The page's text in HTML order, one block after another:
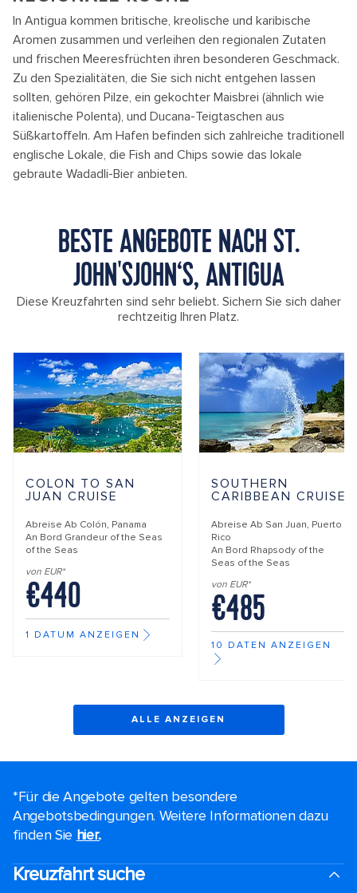
In Antigua kommen britische, kreolische und karibische
Aromen zusammen und verleihen den regionalen Zutaten
und frischen Meeresfrüchten ihren besonderen Geschmack.
Zu den Spezialitäten, die Sie sich nicht entgehen lassen
sollten, gehören Pilze, ein gekochter Maisbrei (ähnlich wie
italienische Polenta), und Ducana-Teigtaschen aus
Süßkartoffeln. Am Hafen befinden sich zahlreiche traditionell
englische Lokale, die Fish and Chips sowie das lokale
gebraute Wadadli-Bier anbieten.
BESTE ANGEBOTE NACH ST.
JOHN'SJOHN‘S, ANTIGUA
Diese Kreuzfahrten sind sehr beliebt. Sichern Sie sich daher
rechtzeitig Ihren Platz.
COLON TO SAN
JUAN CRUISE
Abreise Ab Colón, Panama
An Bord Grandeur of the Seas
of the Seas
von EUR*
€440
1 DATUM ANZEIGEN
SOUTHERN
CARIBBEAN CRUISE
Abreise Ab San Juan, Puerto
Rico
An Bord Rhapsody of the
Seas of the Seas
von EUR*
€485
10 DATEN ANZEIGEN
ALLE ANZEIGEN
*Für die Angebote gelten besondere
Angebotsbedingungen. Weitere Informationen dazu
finden Sie hier..
Kreuzfahrt suche